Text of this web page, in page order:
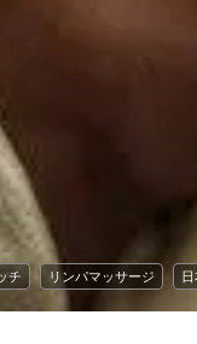
チ リンパマッサージ